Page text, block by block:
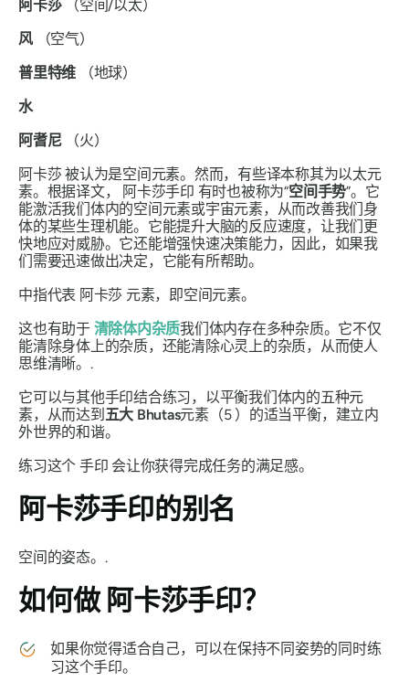
阿卡莎（空间/以太）
风（空气）
普里特维 （地球）
水​
阿耆尼（火）
阿卡莎 被认为是空间元素。然而，有些译本称其为以太元
素。根据译文，
阿卡莎手印 有时也被称为“空间手势”。它
能激活我们体内的空间元素或宇宙元素，从而改善我们身
体的某些生理机能。它能提升大脑的反应速度，让我们更
快地应对威胁。它还能增强快速决策能力，因此，如果我
们需要迅速做出决定，它能有所帮助。
中指代表 阿卡莎 元素，即空间元素。
这也有助于 清除体内杂质我们体内存在多种杂质。它不仅
能清除身体上的杂质，还能清除心灵上的杂质，从而使人
思维清晰。.
它可以与其他手印结合练习，以平衡我们体内的五种元
素，从而达到 五大 Bhutas元素（5 ）的适当平衡，建立内
外世界的和谐。
练习这个 手印 会让你获得完成任务的满足感。
阿卡莎手印的别名
空间的姿态。.
如何做 阿卡莎手印？
如果你觉得适合自己，可以在保持不同姿势的同时练
习这个手印。